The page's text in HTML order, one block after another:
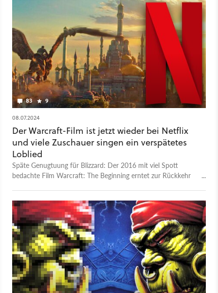
83 9
08.07.2024
Der Warcraft-Film ist jetzt wieder bei Netflix
und viele Zuschauer singen ein verspätetes
Loblied
Späte Genugtuung für Blizzard: Der 2016 mit viel Spott
bedachte Film Warcraft: The Beginning erntet zur Rückkehr